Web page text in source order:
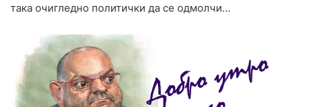
така очигледно политички да се одмолчи…